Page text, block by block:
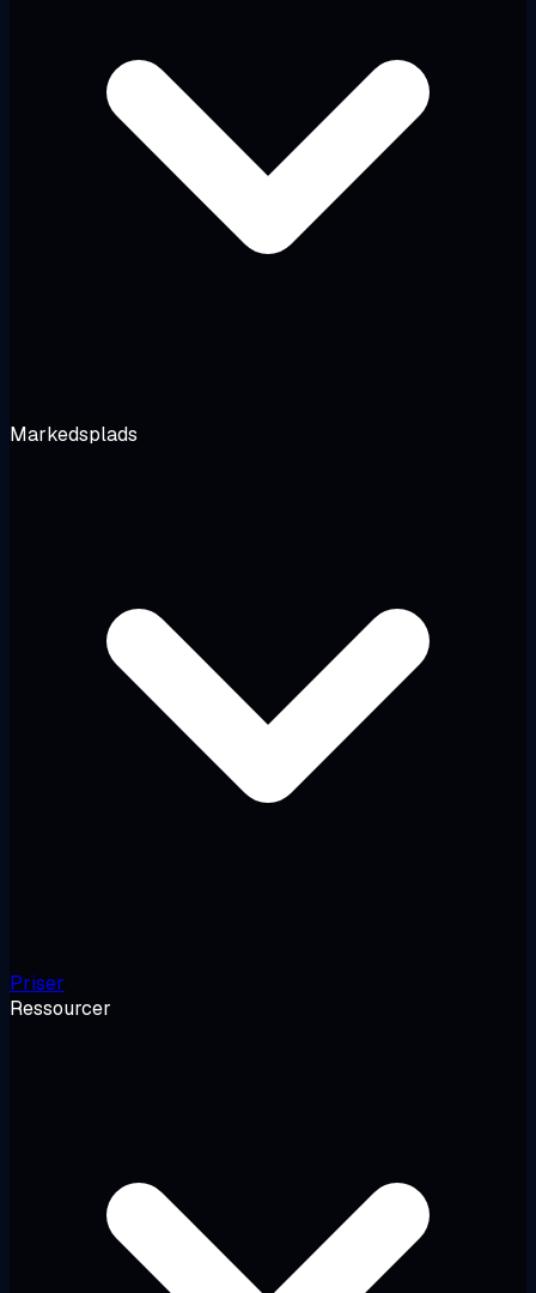
Markedsplads
Priser
Ressourcer